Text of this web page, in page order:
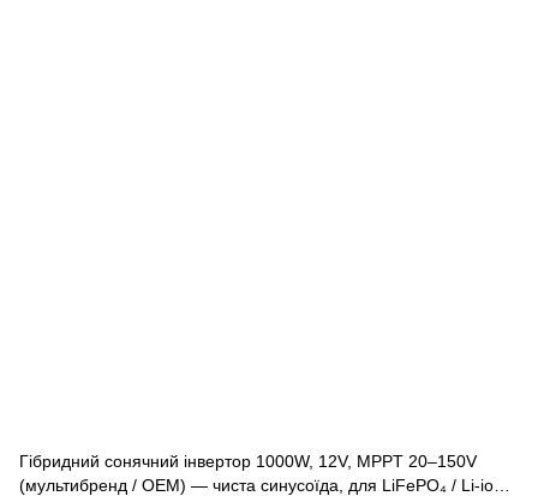
Гібридний сонячний інвертор 1000W, 12V, MPPT 20–150V
(мультибренд / OEM) — чиста синусоїда, для LiFePO₄ / Li-ion |